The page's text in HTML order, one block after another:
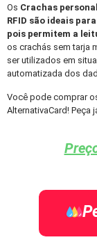
Os Crachas
RFID são ideais
pois permitem a
os crachás sem tarja
ser utilizados em
automatizada dos
Você pode comprar
AlternativaCard! Peça